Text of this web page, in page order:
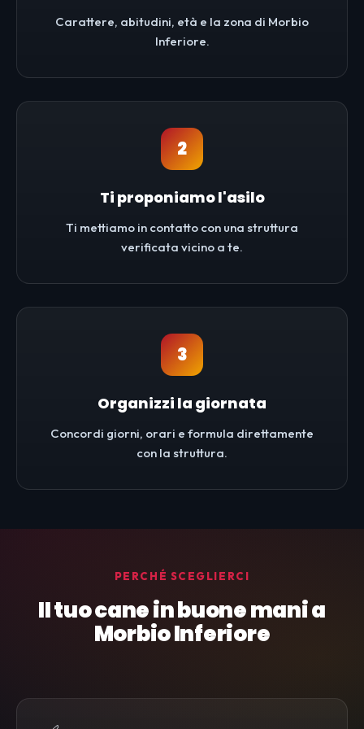
Carattere, abitudini, età e la zona di Morbio
Inferiore.
2
Ti proponiamo l'asilo
Ti mettiamo in contatto con una struttura
verificata vicino a te.
3
Organizzi la giornata
Concordi giorni, orari e formula direttamente
con la struttura.
PERCHÉ SCEGLIERCI
Il tuo cane in buone mani a
Morbio Inferiore